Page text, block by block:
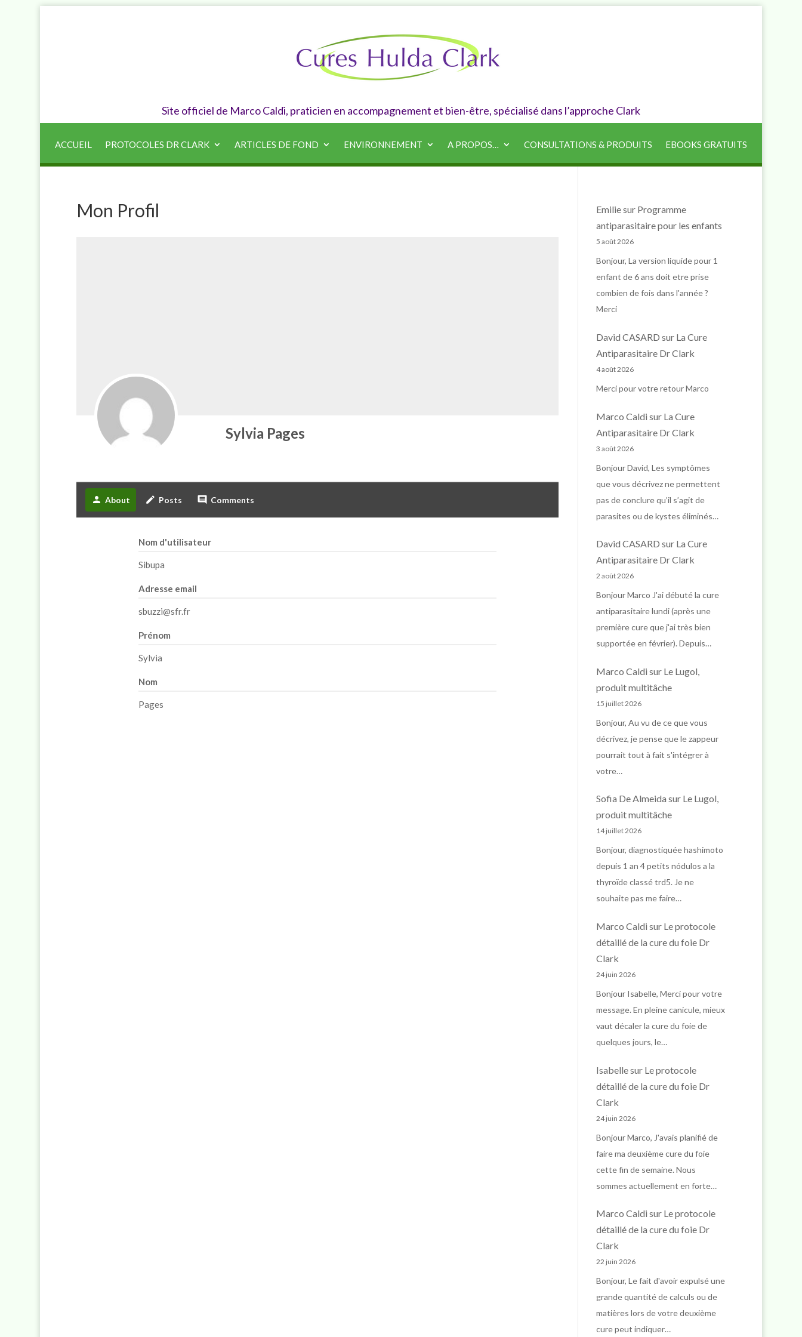
Site officiel de Marco Caldi, praticien en accompagnement et bien-être, spécialisé dans l’approche Clark
ACCUEIL PROTOCOLES DR CLARK ARTICLES DE FOND ENVIRONNEMENT A PROPOS… CONSULTATIONS & PRODUITS EBOOKS GRATUITS
Mon Profil
Sylvia Pages
person About create Posts comment Comments
Nom d'utilisateur
Sibupa
Adresse email
sbuzzi@sfr.fr
Prénom
Sylvia
Nom
Pages
Emiliesur Programme
antiparasitaire pour les enfants
5 août 2026
Bonjour, La version liquide pour 1
enfant de 6 ans doit etre prise
combien de fois dans l'année ?
Merci
David CASARD sur La Cure
Antiparasitaire Dr Clark
4 août 2026
Merci pour votre retour Marco
Marco Caldi sur La Cure
Antiparasitaire Dr Clark
3 août 2026
Bonjour David, Les symptômes
que vous décrivez ne permettent
pas de conclure qu’il s’agit de
parasites ou de kystes éliminés…
David CASARD sur La Cure
Antiparasitaire Dr Clark
2 août 2026
Bonjour Marco J'ai débuté la cure
antiparasitaire lundi (après une
première cure que j'ai très bien
supportée en février). Depuis…
Marco Caldi sur Le Lugol,
produit multitâche
15 juillet 2026
Bonjour, Au vu de ce que vous
décrivez, je pense que le zappeur
pourrait tout à fait s'intégrer à
votre…
Sofia De Almeida sur Le Lugol,
produit multitâche
14 juillet 2026
Bonjour, diagnostiquée hashimoto
depuis 1 an 4 petits nódulos a la
thyroïde classé trd5. Je ne
souhaite pas me faire…
Marco Caldi sur Le protocole
détaillé de la cure du foie Dr
Clark
24 juin 2026
Bonjour Isabelle, Merci pour votre
message. En pleine canicule, mieux
vaut décaler la cure du foie de
quelques jours, le…
Isabellesur Le protocole
détaillé de la cure du foie Dr
Clark
24 juin 2026
Bonjour Marco, J'avais planifié de
faire ma deuxième cure du foie
cette fin de semaine. Nous
sommes actuellement en forte…
Marco Caldi sur Le protocole
détaillé de la cure du foie Dr
Clark
22 juin 2026
Bonjour, Le fait d'avoir expulsé une
grande quantité de calculs ou de
matières lors de votre deuxième
cure peut indiquer…